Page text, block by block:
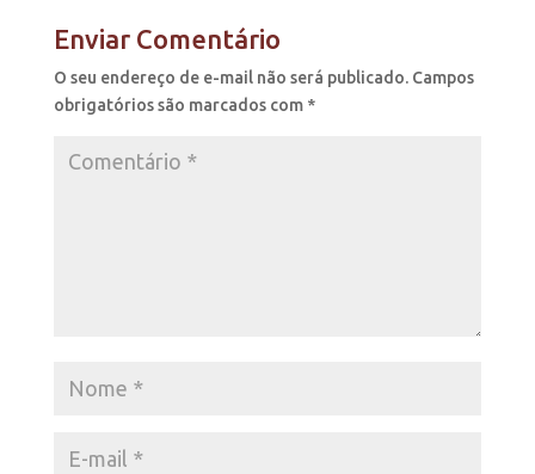
Enviar Comentário
O seu endereço de e-mail não será publicado. Campos
obrigatórios são marcados com *